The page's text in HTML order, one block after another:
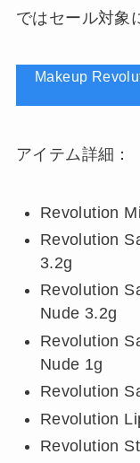
ではセール対象
Makeup
アイテム詳細：
Revolution
Revolution
3.2g
Revolution
Nude 3.2g
Revolution
Nude 1g
Revolution
Revolution
Revolution